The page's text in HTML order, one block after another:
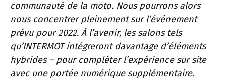
communauté de la moto. Nous pourrons alors
nous concentrer pleinement sur l’événement
prévu pour 2022. À l’avenir, les salons tels
qu’INTERMOT intégreront davantage d’éléments
hybrides – pour compléter l’expérience sur site
avec une portée numérique supplémentaire.